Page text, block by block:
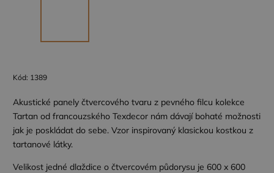
Kód: 1389
Akustické panely čtvercového tvaru z pevného filcu kolekce
Tartan od francouzského Texdecor nám dávají bohaté možnosti
jak je poskládat do sebe. Vzor inspirovaný klasickou kostkou z
tartanové látky.
Velikost jedné dlaždice o čtvercovém půdorysu je 600 x 600